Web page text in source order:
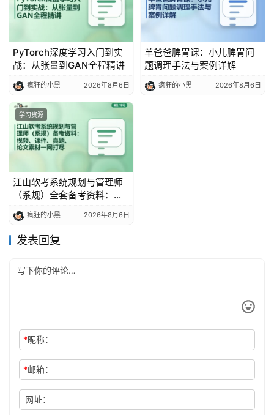
PyTorch深度学习入门到实
战：从张量到GAN全程精讲
疯狂的小黑 2026年8月6日
羊爸爸脾胃课：小儿脾胃问
题调理手法与案例详解
疯狂的小黑 2026年8月6日
学习资源
江山软考系统规划与管理师
（系规）全套备考资料：视
频、课件、真题、论文素材
一网打尽
疯狂的小黑 2026年8月6日
发表回复
*昵称：
*邮箱：
网址：